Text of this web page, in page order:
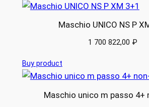
Maschio UNICO NS P
1 700 822,00 ₽
Buy product
Maschio unico m passo 4+